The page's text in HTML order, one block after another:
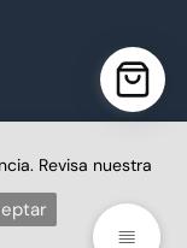
por Grupo
por
Revisa nuestra